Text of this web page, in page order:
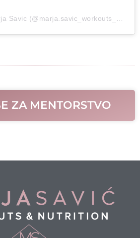
Objava koju deli Marja Savic (@marja.savic_workouts_nutrition)
ZA MENTORSTVO